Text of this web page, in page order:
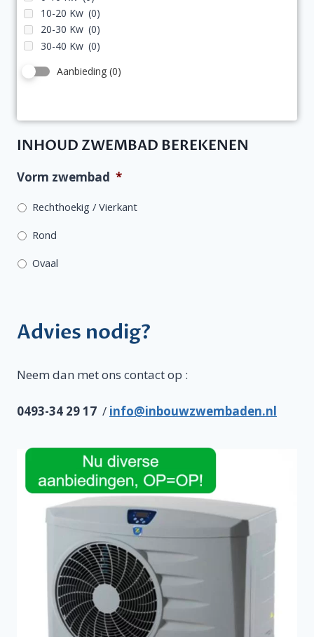
10-20 Kw (0)
20-30 Kw (0)
30-40 Kw (0)
Aanbieding (0)
INHOUD ZWEMBAD BEREKENEN
Vorm zwembad *
Rechthoekig / Vierkant
Rond
Ovaal
Advies nodig?
Neem dan met ons contact op :
0493-34 29 17 / info@inbouwzwembaden.nl